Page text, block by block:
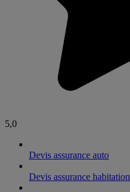
5,0
Devis assurance auto
Devis assurance habitation